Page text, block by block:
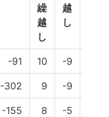
繰
越
し
越
し
-91 10 -9
-302 9 -9
-155 8 -5